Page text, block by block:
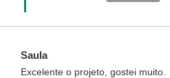
Conselho de Arquitetura e
projeto, sendo necessário que
Saula
Excelente o projeto, gostei muito.